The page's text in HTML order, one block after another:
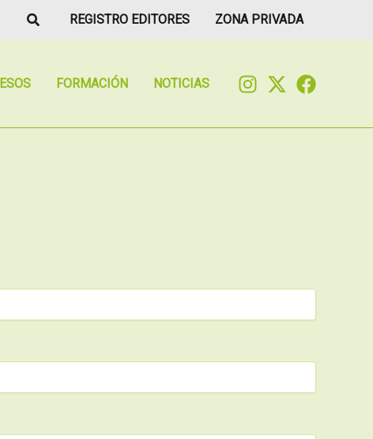
Buscar REGISTRO EDITORES ZONA PRIVADA
FORMACIÓN NOTICIAS